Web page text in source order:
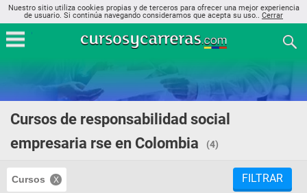
Nuestro sitio utiliza cookies propias y de terceros para ofrecer una mejor experiencia
de usuario. Si continúa navegando consideramos que acepta su uso.. Cerrar
Cursos de responsabilidad social
empresaria rse en Colombia
(4)
Cursos FILTRAR